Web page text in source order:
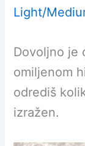
Light/
Dovoljno je
omiljenom
odrediš
izražen.